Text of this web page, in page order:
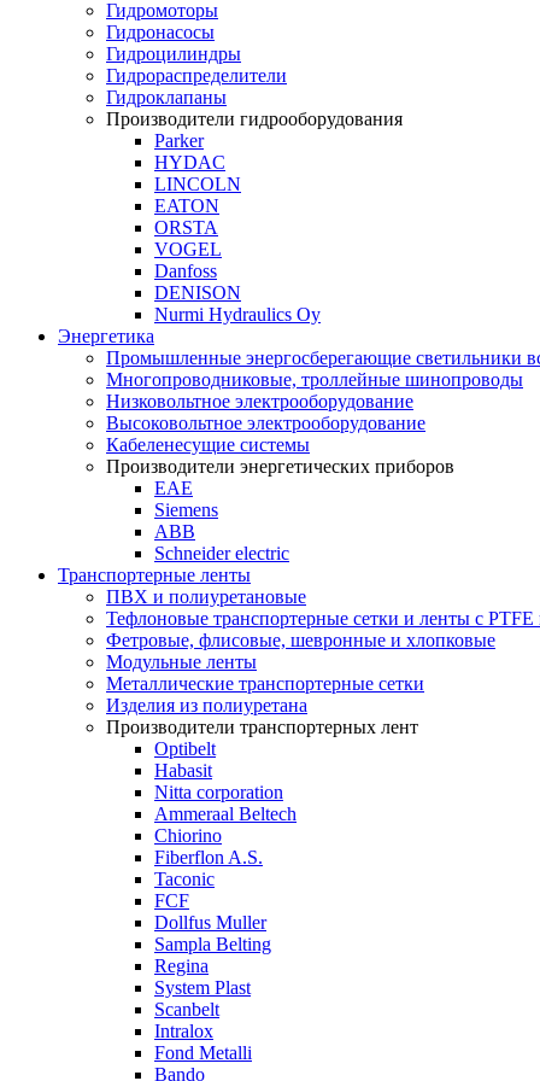
Гидромоторы
Гидронасосы
Гидроцилиндры
Гидрораспределители
Гидроклапаны
Производители гидрооборудования
Parker
HYDAC
LINCOLN
EATON
ORSTA
VOGEL
Danfoss
DENISON
Nurmi Hydraulics Oy
Энергетика
Промышленные энергосберегающие светильники
Многопроводниковые, троллейные шинопроводы
Низковольтное электрооборудование
Высоковольтное электрооборудование
Кабеленесущие системы
Производители энергетических приборов
ЕАЕ
Siemens
ABB
Schneider electric
Транспортерные ленты
ПВХ и полиуретановые
Тефлоновые транспортерные сетки и ленты с
Фетровые, флисовые, шевронные и хлопковые
Модульные ленты
Металлические транспортерные сетки
Изделия из полиуретана
Производители транспортерных лент
Optibelt
Habasit
Nitta corporation
Ammeraal Beltech
Chiorino
Fiberflon A.S.
Taconic
FCF
Dollfus Muller
Sampla Belting
Regina
System Plast
Scanbelt
Intralox
Fond Metalli
Bando